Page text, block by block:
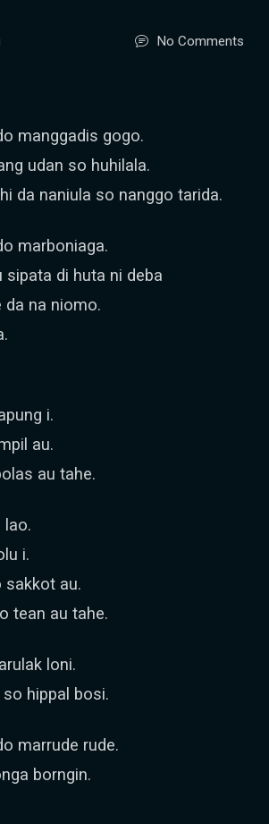
No Comments
manggadis gogo.
udan so huhilala.
da naniula so nanggo tarida.
marboniaga.
sipata di huta ni deba
da na niomo.
i.
au.
au tahe.
lao.
i.
sakkot au.
tean au tahe.
loni.
hippal bosi.
marrude rude.
borngin.